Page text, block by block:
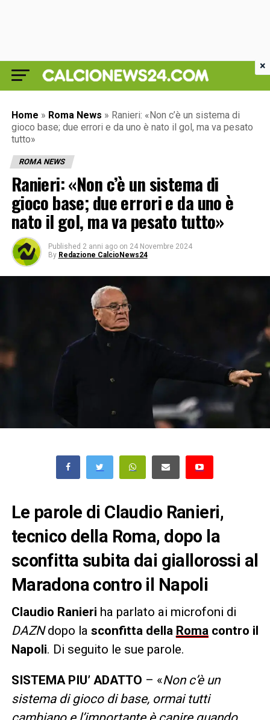
Home » Roma News » Ranieri: «Non c’è un sistema di
gioco base; due errori e da uno è nato il gol, ma va pesato
tutto»
ROMA NEWS
Ranieri: «Non c’è un sistema di
gioco base; due errori e da uno è
nato il gol, ma va pesato tutto»
Published 2 anni ago on 24 Novembre 2024
By Redazione CalcioNews24
Le parole di Claudio Ranieri,
tecnico della Roma, dopo la
sconfitta subita dai giallorossi al
Maradona contro il Napoli
Claudio Ranieri ha parlato ai microfoni di
DAZNdopo la sconfitta della Roma contro il
Napoli. Di seguito le sue parole.
SISTEMA PIU’ ADATTO – «Non c’è un
sistema di gioco di base, ormai tutti
×